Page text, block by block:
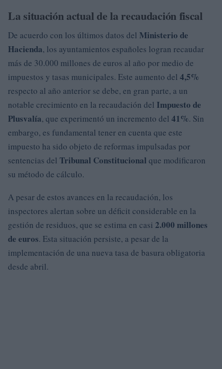
La situación actual de la recaudación fiscal
De acuerdo con los últimos datos del Ministerio de
Hacienda, los ayuntamientos españoles logran recaudar
más de 30.000 millones de euros al año por medio de
impuestos y tasas municipales. Este aumento del 4,5%
respecto al año anterior se debe, en gran parte, a un
notable crecimiento en la recaudación del Impuesto de
Plusvalía, que experimentó un incremento del 41%. Sin
embargo, es fundamental tener en cuenta que este
impuesto ha sido objeto de reformas impulsadas por
sentencias del Tribunal Constitucional que modificaron
su método de cálculo.
A pesar de estos avances en la recaudación, los
inspectores alertan sobre un déficit considerable en la
gestión de residuos, que se estima en casi 2.000 millones
de euros. Esta situación persiste, a pesar de la
implementación de una nueva tasa de basura obligatoria
desde abril.